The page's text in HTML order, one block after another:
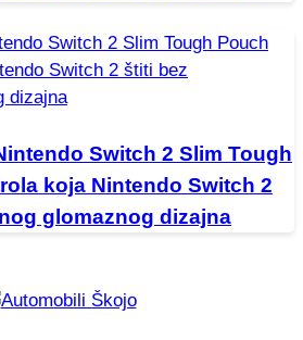
Switch 2 Slim Tough
koja Nintendo Switch 2
glomaznog dizajna